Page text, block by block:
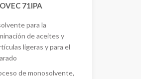
71IPA
para la
de aceites y
ligeras y para el
de monosolvente,